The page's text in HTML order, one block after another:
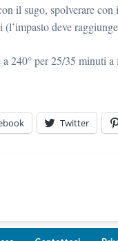
il sugo, spolverare con
(l’impasto deve
240° per 25/35 minuti a
Twitter